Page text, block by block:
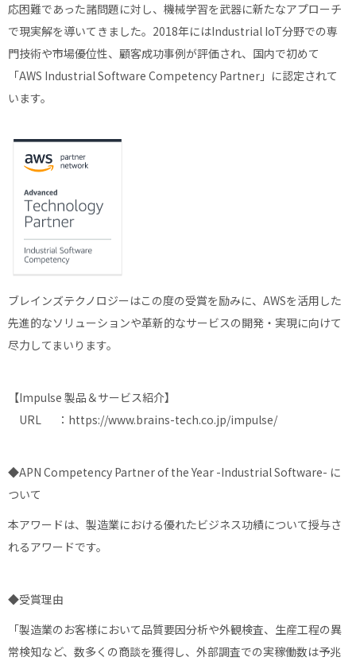
応困難であった諸問題に対し、機械学習を武器に新たなアプローチ
で現実解を導いてきました。2018年にはIndustrial IoT分野での専
門技術や市場優位性、顧客成功事例が評価され、国内で初めて
「AWS Industrial Software Competency Partner」に認定されて
います。
ブレインズテクノロジーはこの度の受賞を励みに、AWSを活用した
先進的なソリューションや革新的なサービスの開発・実現に向けて
尽力してまいります。
【Impulse 製品＆サービス紹介】
URL ： https://www.brains-tech.co.jp/impulse/
◆APN Competency Partner of the Year -Industrial Software- に
ついて
本アワードは、製造業における優れたビジネス功績について授与さ
れるアワードです。
◆受賞理由
「製造業のお客様において品質要因分析や外観検査、生産工程の異
常検知など、数多くの商談を獲得し、外部調査での実稼働数は予兆